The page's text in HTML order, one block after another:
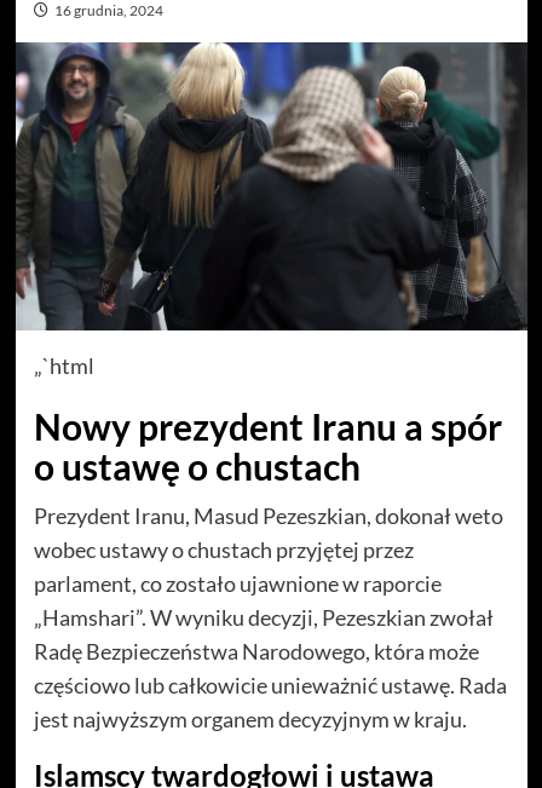
16 grudnia, 2024
„`html
Nowy prezydent Iranu a spór
o ustawę o chustach
Prezydent Iranu, Masud Pezeszkian, dokonał weto
wobec ustawy o chustach przyjętej przez
parlament, co zostało ujawnione w raporcie
„Hamshari”. W wyniku decyzji, Pezeszkian zwołał
Radę Bezpieczeństwa Narodowego, która może
częściowo lub całkowicie unieważnić ustawę. Rada
jest najwyższym organem decyzyjnym w kraju.
Islamscy twardogłowi i ustawa